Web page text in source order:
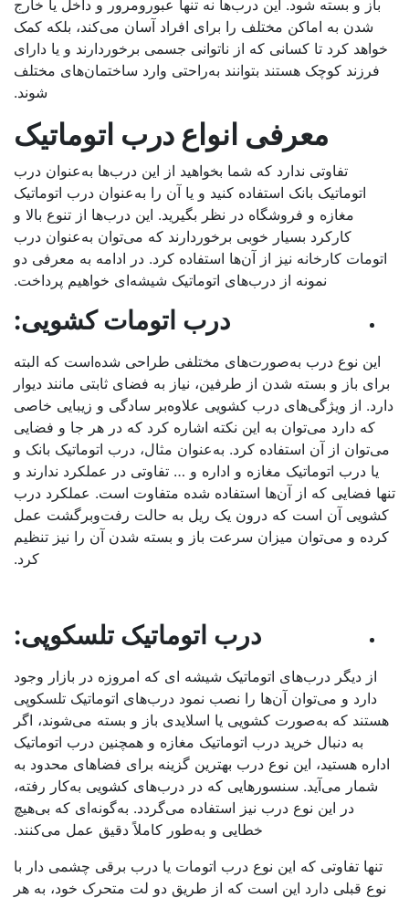
باز و بسته شود. این درب‌ها نه تنها عبورومرور و داخل یا خارج
شدن به اماکن مختلف را برای افراد آسان می‌کند، بلکه کمک
کرد تا کسانی که از ناتوانی جسمی برخوردارند و یا دارای
فرزند کوچک هستند بتوانند به‌راحتی وارد ساختمان‌های مختلف
شوند.
معرفی انواعدرب اتوماتیک
تفاوتی ندارد که شما بخواهید از این درب‌ها به‌عنوان درب
اتوماتیک بانک استفاده کنید و یا آن را به‌عنوان درب اتوماتیک
مغازه و فروشگاه در نظر بگیرید. این درب‌ها از تنوع بالا و
کارکرد بسیار خوبی برخوردارند که می‌توان به‌عنوان درب
کارخانه نیز از آن‌ها استفاده کرد. در ادامه به معرفی دو
نمونه از درب‌های اتوماتیک شیشه‌ای خواهیم پرداخت.
درب اتوماتکشویی:
این نوع درب به‌صورت‌های مختلفی طراحی شده‌است که البته
باز و بسته شدن از طرفین، نیاز به فضای ثابتی مانند دیوار
از ویژگی‌های درب کشویی علاوه‌بر سادگی و زیبایی خاصی
که دارد می‌توان به این نکته اشاره کرد که در هر جا و فضایی
از آن استفاده کرد. به‌عنوان مثال، درب اتوماتیک بانک و
یا درب اتوماتیک مغازه و اداره و … تفاوتی در عملکرد ندارند و
فضایی که از آن‌ها استفاده شده متفاوت است. عملکرد درب
آن است که درون یک ریل به حالت رفت‌و‌برگشت عمل
و می‌توان میزان سرعت باز و بسته شدن آن را نیز تنظیم
درب اتوماتیکتلسکوپی:
از دیگر درب‌های اتوماتیک شیشه ای که امروزه در بازار وجود
دارد و می‌توان آن‌ها را نصب نمود درب‌های اتوماتیک تلسکوپی
که به‌صورت کشویی یا اسلایدی باز و بسته می‌شوند، اگر
به دنبال خرید درب اتوماتیک مغازه و همچنین درب اتوماتیک
هستید، این نوع درب بهترین گزینه برای فضاهای محدود به
شمار می‌آید. سنسورهایی که در درب‌های کشویی به‌کار رفته،
در این نوع درب نیز استفاده می‌گردد. به‌گونه‌ای که بی‌هیچ
خطایی و به‌طور کاملاً دقیق عمل می‌کنند.
تنها تفاوتی که این نوع درب اتومات یا درب برقی چشمی دار با
قبلی دارد این است که از طریق دو لت متحرک خود، به هر